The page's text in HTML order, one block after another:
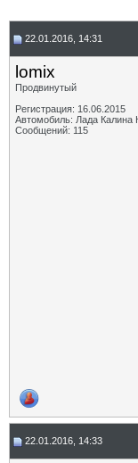
22.01.2016, 14:31
lomix
Продвинутый
Регистрация: 16.06.2015
Автомобиль: Лада Калина
Сообщений: 115
22.01.2016, 14:33